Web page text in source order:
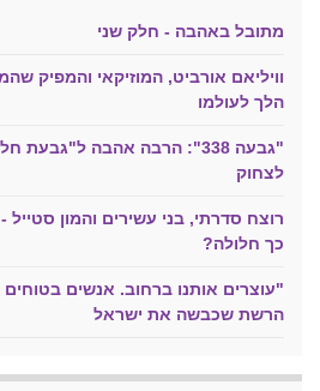
מתובל באהבה - חלק שני
וויליאם אורביט, המוזיקאי והמפיק
הלך לעולמו
"גבעה 338": הרבה אהבה
לצחוק
רוצח סדרתי, בני עשירים והמון
כך חלולה?
"עוצרים אותנו ברחוב. אנשים
הרשת שכבשה את ישראל